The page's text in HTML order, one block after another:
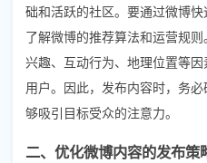
础和活跃的社区。要通过微博
了解微博的推荐算法和运营规
兴趣、互动行为、地理位置等
用户。因此，发布内容时，务
够吸引目标受众的注意力。
二、优化微博内容的发布策